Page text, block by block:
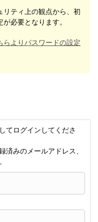
リティ上の観点から、初
必要となります。
らよりパスワードの設定
てログインしてくださ
済みのメールアドレス、